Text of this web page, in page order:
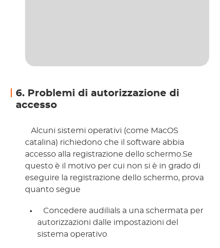
6. Problemi di autorizzazione di
accesso
Alcuni sistemi operativi (come MacOS
catalina) richiedono che il software abbia
accesso alla registrazione dello schermo.Se
questo è il motivo per cui non si è in grado di
eseguire la registrazione dello schermo, prova
quanto segue
Concedere audilials a una schermata per
autorizzazioni dalle impostazioni del
sistema operativo